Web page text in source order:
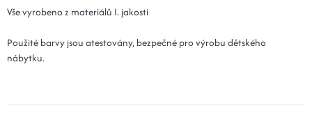
Vše vyrobeno z materiálů I. jakosti
Použité barvy jsou atestovány, bezpečné pro výrobu dětského
nábytku.